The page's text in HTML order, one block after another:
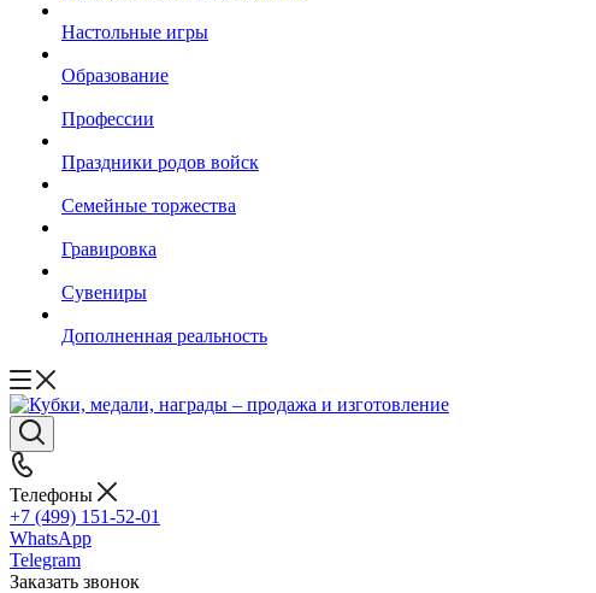
Настольные игры
Образование
Профессии
Праздники родов войск
Семейные торжества
Гравировка
Сувениры
Дополненная реальность
Телефоны
+7 (499) 151-52-01
WhatsApp
Telegram
Заказать звонок